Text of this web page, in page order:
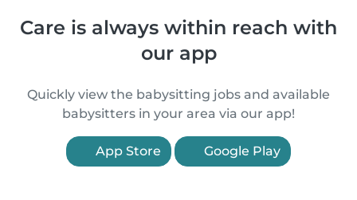
Care is always within reach with
our app
Quickly view the babysitting jobs and available
babysitters in your area via our app!
App Store Google Play